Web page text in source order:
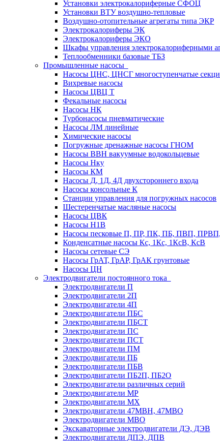
Установки электрокалориферные СФОЦ
Установки ВТУ воздушно-тепловые
Воздушно-отопительные агрегаты типа ЭКР
Электрокалориферы ЭК
Электрокалориферы ЭКО
Шкафы управления электрокалориферными
Теплообменники базовые ТБЗ
Промышленные насосы
Насосы ЦНС, ЦНСГ многоступенчатые
Вихревые насосы
Насосы ЦВЦ Т
Фекальные насосы
Насосы НК
Турбонасосы пневматические
Насосы ЛМ линейные
Химические насосы
Погружные дренажные насосы ГНОМ
Насосы ВВН вакуумные водокольцевые
Насосы Нку
Насосы КМ
Насосы Д, 1Д, 4Д двухстороннего входа
Насосы консольные К
Станции управления для погружных насосов
Шестеренчатые масляные насосы
Насосы ЦВК
Насосы Н1В
Насосы песковые П, ПР, ПК, ПБ, ПВП,
Конденсатные насосы Кс, 1Кс, 1КсВ, КсВ
Насосы сетевые СЭ
Насосы ГрАТ, ГрАР, ГрАК грунтовые
Насосы ЦН
Электродвигатели постоянного тока
Электродвигатели П
Электродвигатели 2П
Электродвигатели 4П
Электродвигатели ПБС
Электродвигатели ПБСТ
Электродвигатели ПС
Электродвигатели ПСТ
Электродвигатели ПМ
Электродвигатели ПБ
Электродвигатели ПБВ
Электродвигатели ПБ2П, ПБ2О
Электродвигатели различных серий
Электродвигатели МР
Электродвигатели MX
Электродвигатели 47MBH, 47МВО
Электродвигатели MBO
Экскаваторные электродвигатели ДЭ, ДЭВ
Электродвигатели ДПЭ, ДПВ